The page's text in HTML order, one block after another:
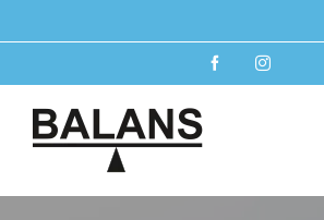
FacebookInstagram